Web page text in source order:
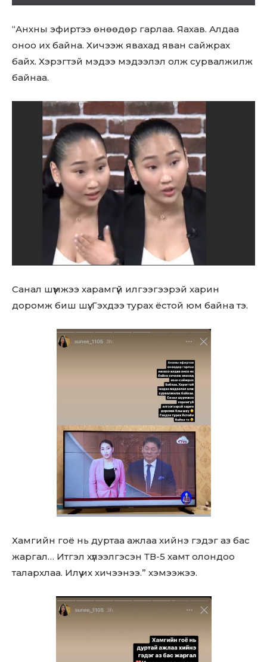
“Анхны эфиртээ өнөөдөр гарлаа. Яахав. Алдаа
оноо их байна. Хичээж явахад яван сайжрах
байх. Хэрэгтэй мэдээ мэдээлэл олж сурвалжилж
байнаа.
Санал шүүмжээ харамгүй илгээгээрэй харин
доромж биш шүү. Гэхдээ турах ёстой юм байна тэ.
Хамгийн гоё нь дуртаа ажлаа хийнэ гэдэг аз бас
жаргал… Итгэл хүлээлгэсэн ТВ-5 хамт олондоо
талархлаа. Илүү их хичээнээ.” хэмээжээ.